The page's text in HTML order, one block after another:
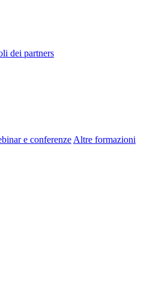
dei partners
e conferenze Altre formazioni